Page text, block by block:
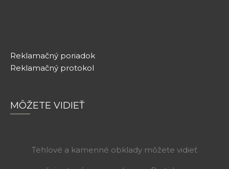
Reklamačný poriadok
Reklamačný protokol
MÔŽETE VIDIEŤ
Tehlové a kamenné obklady môžete vidieť